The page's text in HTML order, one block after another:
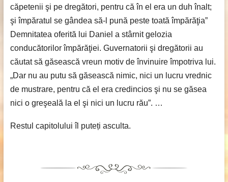
căpetenii şi pe dregători, pentru că în el era un duh înalt;
şi împăratul se gândea să-l pună peste toată împărăţia”
Demnitatea oferită lui Daniel a stârnit gelozia
conducătorilor împărăţiei. Guvernatorii şi dregătorii au
căutat să găsească vreun motiv de învinuire împotriva lui.
„Dar nu au putu să găsească nimic, nici un lucru vrednic
de mustrare, pentru că el era credincios şi nu se găsea
nici o greşeală la el şi nici un lucru rău”. …
Restul capitolului îl puteți asculta.